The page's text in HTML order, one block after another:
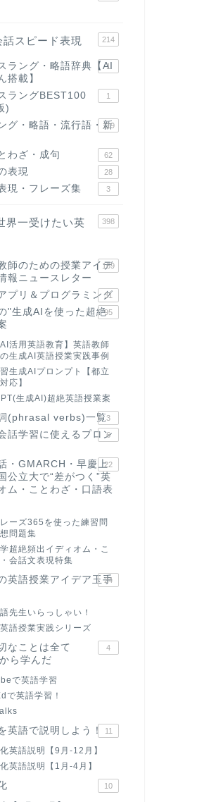
スピード表現 214
ラング・略語辞典【AI
搭載】
1
ラングBEST100
)
1
グ・略語・流行語・新
119
わざ・成句 62
表現 28
現・フレーズ集 3
界一受けたい英
398
師のための授業アイデ
報ニュースレター
169
プリ＆プログラミング
31
"生成AIを使った超絶95
AI活用英語教育】英語教師
生成AI英語授業実践事例
生成AIプロンプト【都立
応】
生成AI)超絶英語授業案
(phrasal verbs)一覧3
話学習に使えるプロン
6
・GMARCH・早慶上
公立大で“差がつく”英
ム・ことわざ・口語表
22
ーズ365を使った練習問
問題集
超絶頻出イディオム・こ
会話文表現特集
英語授業アイデア玉手
24
先生いらっしゃい！
語授業実践シリーズ
なことは全て
ら学んだ
4
で英語学習
で英語学習！
英語で説明しよう！ 11
英語説明【9月-12月】
英語説明【1月-4月】
10